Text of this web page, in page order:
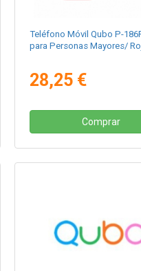
Teléfono Móvil Qubo P-
para Personas Mayores/
28,25 €
Comprar